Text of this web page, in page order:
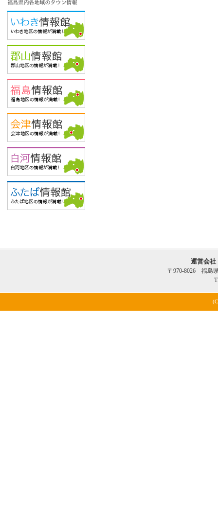
運営会
〒970-8026 福島